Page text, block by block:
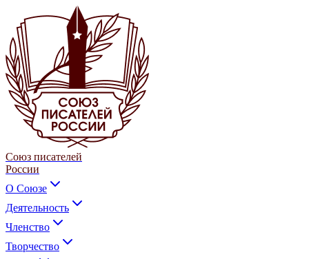
Союз писателей
России
О Союзе
Деятельность
Членство
Творчество